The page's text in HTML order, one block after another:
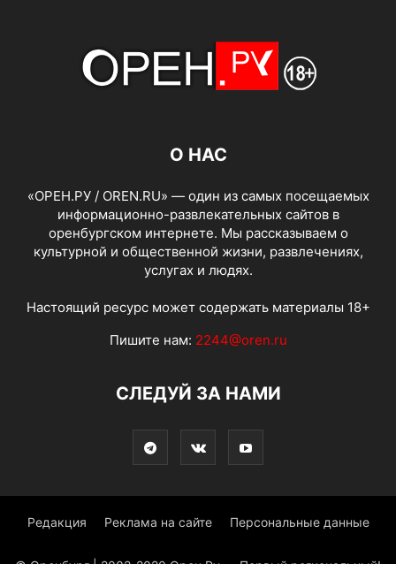
О НАС
«ОРЕН.РУ / OREN.RU» — один из самых посещаемых
информационно-развлекательных сайтов в
оренбургском интернете. Мы рассказываем о
культурной и общественной жизни, развлечениях,
услугах и людях.
Настоящий ресурс может содержать материалы 18+
Пишите нам: 2244@oren.ru
СЛЕДУЙ ЗА НАМИ
Редакция Реклама на сайте Персональные данные